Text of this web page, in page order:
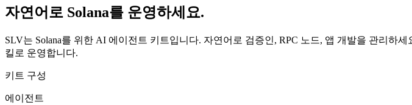
자연어로 Solana를 운영하세요.
SLV는 Solana를 위한 AI 에이전트 키트입니다. 자연어로 검증인, RPC 노드, 앱 개발을 관리하
킬로 운영합니다.
키트 구성
에이전트